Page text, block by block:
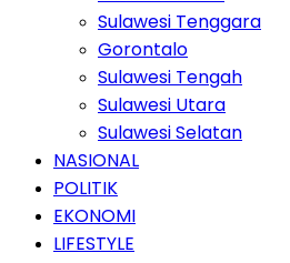
Sulawesi Tenggara
Gorontalo
Sulawesi Tengah
Sulawesi Utara
Sulawesi Selatan
NASIONAL
POLITIK
EKONOMI
LIFESTYLE